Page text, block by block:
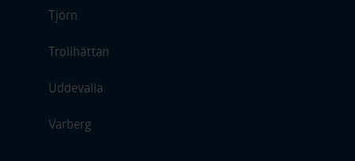
Tjörn
Trollhättan
Uddevalla
Varberg